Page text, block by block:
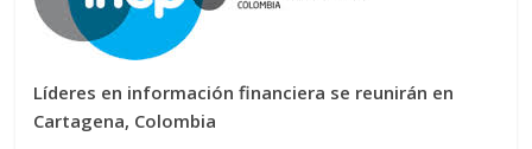
Líderes en información financiera se reunirán en
Cartagena, Colombia